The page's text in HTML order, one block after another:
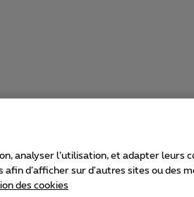
analyser l’utilisation, et adapter leurs
d’afficher sur d'autres sites ou des
des cookies